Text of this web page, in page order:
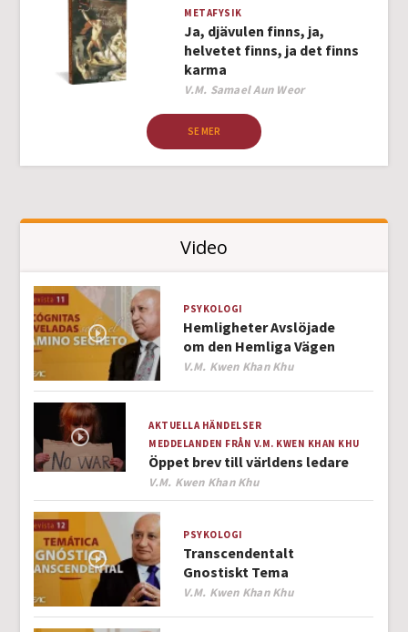
METAFYSIK
Ja, djävulen finns, ja,
helvetet finns, ja det finns
karma
Author
V.M. Samael Aun Weor
SE MER
Video
PSYKOLOGI
Hemligheter Avslöjade
om den Hemliga Vägen
Author
V.M. Kwen Khan Khu
AKTUELLA HÄNDELSER
MEDDELANDEN FRÅN V.M. KWEN KHAN KHU
Öppet brev till världens ledare
Author
V.M. Kwen Khan Khu
PSYKOLOGI
Transcendentalt
Gnostiskt Tema
Author
V.M. Kwen Khan Khu